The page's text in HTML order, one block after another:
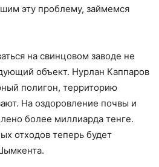
эту проблему, займемся
на свинцовом заводе не
объект. Нурлан Каппаров
полигон, территорию
На оздоровление почвы и
более миллиарда тенге.
отходов теперь будет